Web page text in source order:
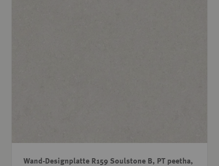
Wand-Designplatte R159 Soulstone B, PT peetha,